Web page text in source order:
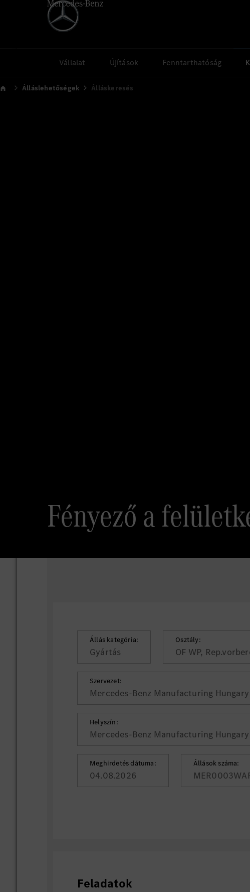
Vállalat Újítások Fenntarthatóság
Álláslehetőségek Álláskeresés
Fényező a
Állás kategória:
Gyártás
Osztály:
OF WP,
Szervezet:
Mercedes-Benz Manufacturing
Helyszín:
Mercedes-Benz Manufacturing
Meghirdetés dátuma:
04.08.2026
Állások száma:
Feladatok